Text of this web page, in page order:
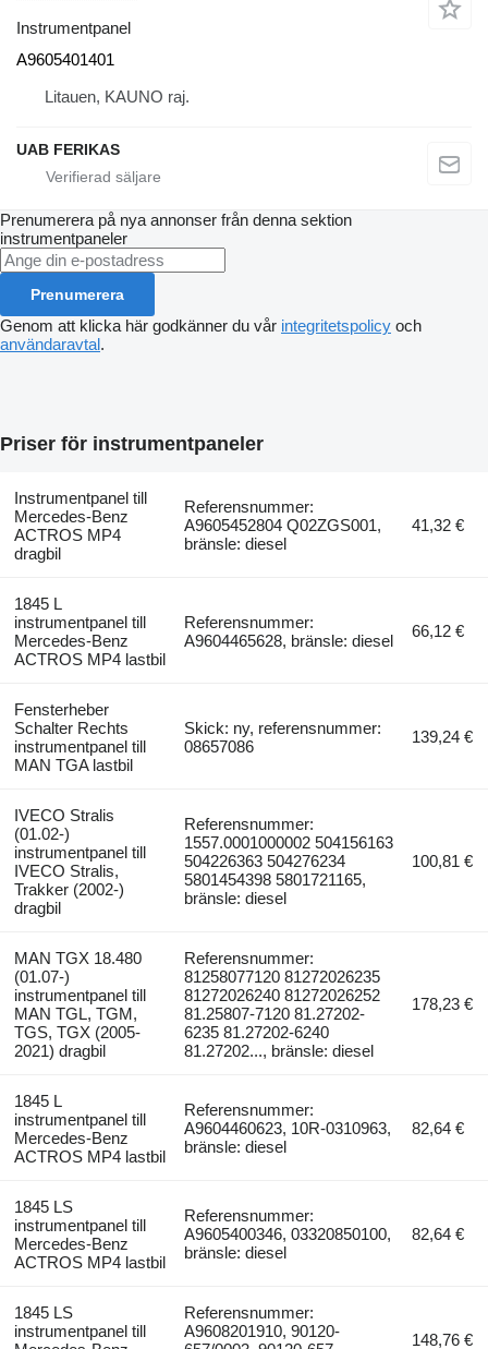
Instrumentpanel
A9605401401
Litauen, KAUNO raj.
UAB FERIKAS
Prenumerera på nya annonser från denna sektion
instrumentpaneler
Prenumerera
Genom att klicka här godkänner du vår integritetspolicy och
användaravtal.
Priser för instrumentpaneler
Instrumentpanel till
Mercedes-Benz
ACTROS MP4
dragbil
Referensnummer:
A9605452804 Q02ZGS001,
bränsle: diesel
41,32 €
1845 L
instrumentpanel till
Mercedes-Benz
ACTROS MP4 lastbil
Referensnummer:
A9604465628, bränsle: diesel
66,12 €
Fensterheber
Schalter Rechts
instrumentpanel till
MAN TGA lastbil
Skick: ny, referensnummer:
08657086
139,24 €
IVECO Stralis
(01.02-)
instrumentpanel till
IVECO Stralis,
Trakker (2002-)
dragbil
Referensnummer:
1557.0001000002 504156163
504226363 504276234
5801454398 5801721165,
bränsle: diesel
100,81 €
MAN TGX 18.480
(01.07-)
instrumentpanel till
MAN TGL, TGM,
TGS, TGX (2005-
2021) dragbil
Referensnummer:
81258077120 81272026235
81272026240 81272026252
81.25807-7120 81.27202-
6235 81.27202-6240
81.27202..., bränsle: diesel
178,23 €
1845 L
instrumentpanel till
Mercedes-Benz
ACTROS MP4 lastbil
Referensnummer:
A9604460623, 10R-0310963,
bränsle: diesel
82,64 €
1845 LS
instrumentpanel till
Mercedes-Benz
ACTROS MP4 lastbil
Referensnummer:
A9605400346, 03320850100,
bränsle: diesel
82,64 €
1845 LS
instrumentpanel till
Referensnummer:
A9608201910, 90120-
148,76 €